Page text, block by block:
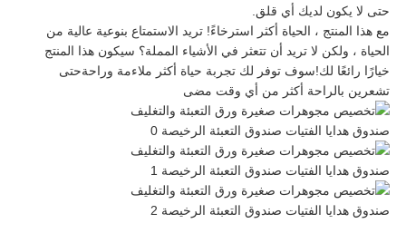
حتى لا يكون لديك أي قلق.
مع هذا المنتج ، الحياة أكثر استرخاءً! تريد الاستمتاع بنوعية عالية من
الحياة ، ولكن لا تريد أن تتعثر في الأشياء المملة؟ سيكون هذا المنتج
خيارًا رائعًا لك!سوف توفر لك تجربة حياة أكثر ملاءمة وراحةحتى
تشعرين بالراحة أكثر من أي وقت مضى